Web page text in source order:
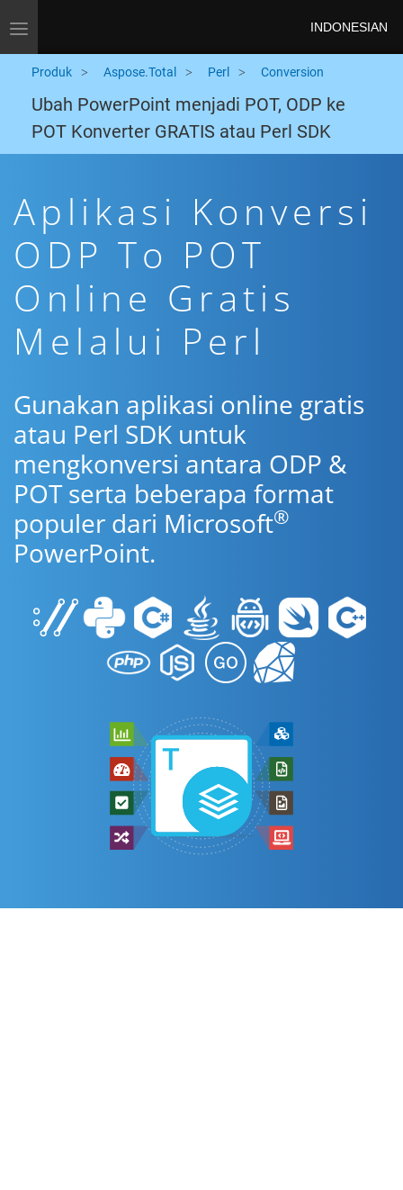
Toggle navigation INDONESIAN
Produk Aspose.Total Perl Conversion
Ubah PowerPoint menjadi POT, ODP ke
POT Konverter GRATIS atau Perl SDK
Aplikasi Konversi
ODP To POT
Online Gratis
Melalui Perl
Gunakan aplikasi online gratis
atau Perl SDK untuk
mengkonversi antara ODP &
POT serta beberapa format
populer dari Microsoft®
PowerPoint.